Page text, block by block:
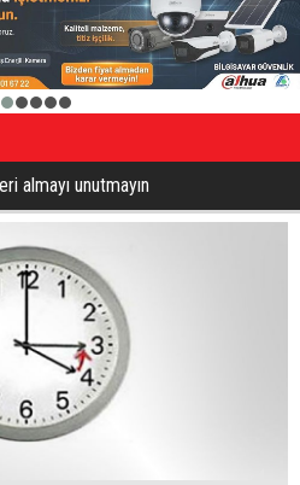
3 4 5 6
almayı unutmayın